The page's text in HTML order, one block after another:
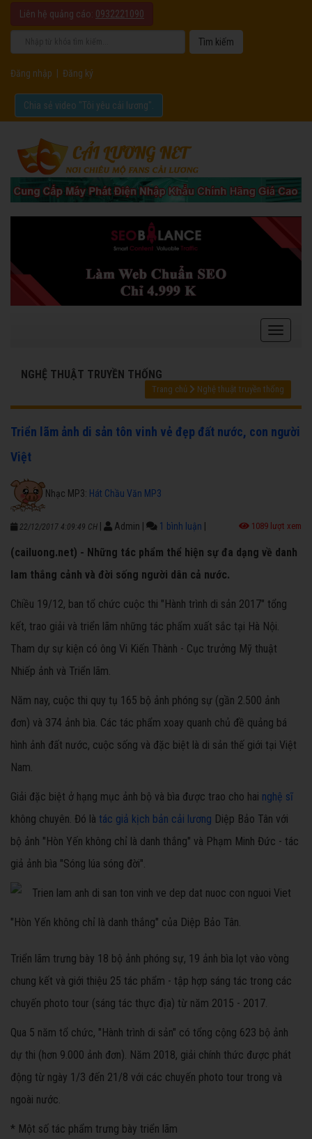
Liên hệ quảng cáo: 0932221090
Đăng nhập Đăng ký
Chia sẻ video "Tôi yêu cải lương".
NGHỆ THUẬT TRUYỀN THỐNG
Trang chủ Nghệ thuật truyền thống
Triển lãm ảnh di sản tôn vinh vẻ đẹp đất nước, con người
Việt
Nhạc MP3: Hát Chầu Văn MP3
22/12/2017 4:09:49 CH Admin 1 bình luận 1089 lượt xem
(cailuong.net) - Những tác phẩm thể hiện sự đa dạng về danh
lam thắng cảnh và đời sống người dân cả nước.
Chiều 19/12, ban tổ chức cuộc thi "Hành trình di sản 2017" tổng
kết, trao giải và triển lãm những tác phẩm xuất sắc tại Hà Nội.
Tham dự sự kiện có ông Vi Kiến Thành - Cục trưởng Mỹ thuật
Nhiếp ảnh và Triển lãm.
Năm nay, cuộc thi quy tụ 165 bộ ảnh phóng sự (gần 2.500 ảnh
đơn) và 374 ảnh bìa. Các tác phẩm xoay quanh chủ đề quảng bá
hình ảnh đất nước, cuộc sống và đặc biệt là di sản thế giới tại Việt
Nam.
Giải đặc biệt ở hạng mục ảnh bộ và bìa được trao cho hai nghệ sĩ
không chuyên. Đó là tác giả kịch bản cải lương Diệp Bảo Tân với
bộ ảnh "Hòn Yến không chỉ là danh thắng" và Phạm Minh Đức - tác
giả ảnh bìa "Sóng lúa sóng đời".
"Hòn Yến không chỉ là danh thắng" của Diệp Bảo Tân.
Triển lãm trưng bày 18 bộ ảnh phóng sự, 19 ảnh bìa lọt vào vòng
chung kết và giới thiệu 25 tác phẩm - tập hợp sáng tác trong các
chuyến photo tour (sáng tác thực địa) từ năm 2015 - 2017.
Qua 5 năm tổ chức, "Hành trình di sản" có tổng cộng 623 bộ ảnh
dự thi (hơn 9.000 ảnh đơn). Năm 2018, giải chính thức được phát
động từ ngày 1/3 đến 21/8 với các chuyến photo tour trong và
ngoài nước.
* Một số tác phẩm trưng bày triển lãm